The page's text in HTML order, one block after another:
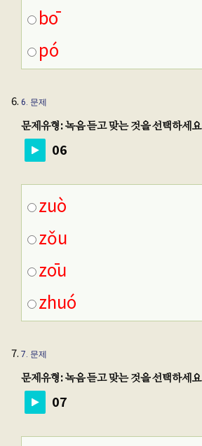
bō
pó
6. 문제
문제유형: 녹음 듣고 맞는 것을 선택하세요
06
zuò
zǒu
zōu
zhuó
7. 문제
문제유형: 녹음 듣고 맞는 것을 선택하세요
07